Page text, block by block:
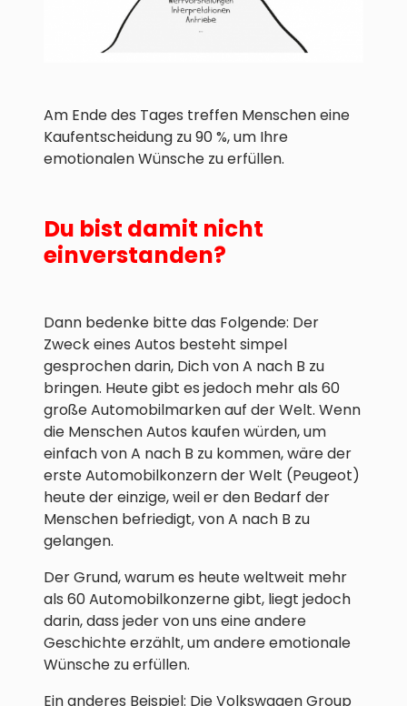
Am Ende des Tages treffen Menschen eine
Kaufentscheidung zu 90 %, um Ihre
emotionalen Wünsche zu erfüllen.
Du bist damit nicht
einverstanden?
Dann bedenke bitte das Folgende: Der
Zweck eines Autos besteht simpel
gesprochen darin, Dich von A nach B zu
bringen. Heute gibt es jedoch mehr als 60
große Automobilmarken auf der Welt. Wenn
die Menschen Autos kaufen würden, um
einfach von A nach B zu kommen, wäre der
erste Automobilkonzern der Welt (Peugeot)
heute der einzige, weil er den Bedarf der
Menschen befriedigt, von A nach B zu
gelangen.
Der Grund, warum es heute weltweit mehr
als 60 Automobilkonzerne gibt, liegt jedoch
darin, dass jeder von uns eine andere
Geschichte erzählt, um andere emotionale
Wünsche zu erfüllen.
Ein anderes Beispiel: Die Volkswagen Group